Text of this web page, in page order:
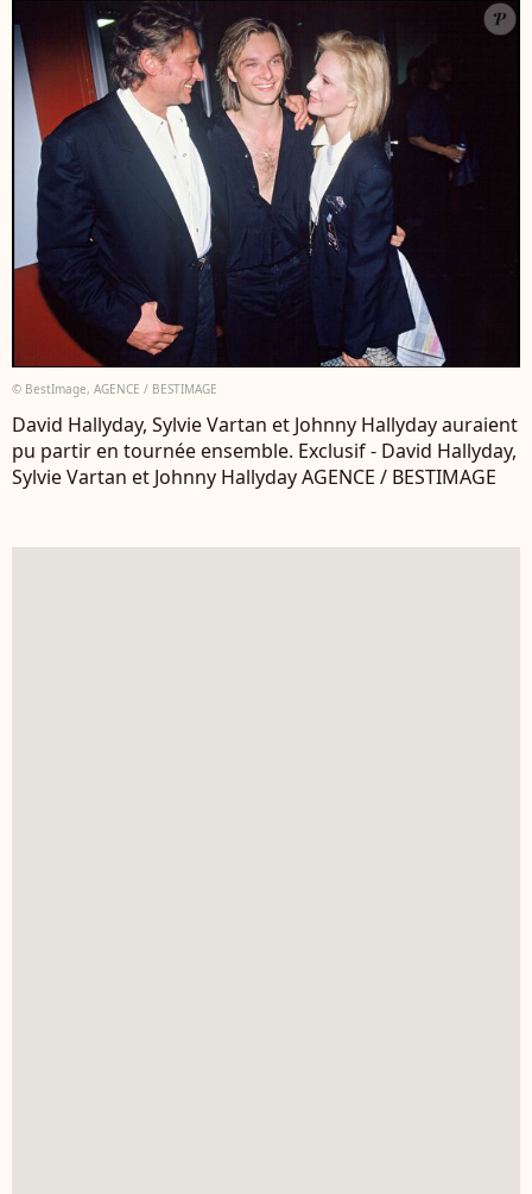
© BestImage, AGENCE / BESTIMAGE
David Hallyday, Sylvie Vartan et Johnny Hallyday auraient
pu partir en tournée ensemble. Exclusif - David Hallyday,
Sylvie Vartan et Johnny Hallyday AGENCE / BESTIMAGE